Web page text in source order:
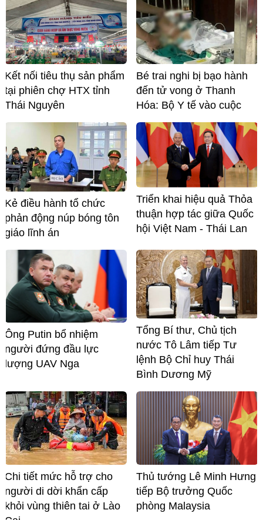
Kết nối tiêu thụ sản phẩm
tại phiên chợ HTX tỉnh
Thái Nguyên
Bé trai nghi bị bạo hành
đến tử vong ở Thanh
Hóa: Bộ Y tế vào cuộc
Kẻ điều hành tổ chức
phản động núp bóng tôn
giáo lĩnh án
Triển khai hiệu quả Thỏa
thuận hợp tác giữa Quốc
hội Việt Nam - Thái Lan
Ông Putin bổ nhiệm
người đứng đầu lực
lượng UAV Nga
Tổng Bí thư, Chủ tịch
nước Tô Lâm tiếp Tư
lệnh Bộ Chỉ huy Thái
Bình Dương Mỹ
Chi tiết mức hỗ trợ cho
người di dời khẩn cấp
khỏi vùng thiên tai ở Lào
Thủ tướng Lê Minh Hưng
tiếp Bộ trưởng Quốc
phòng Malaysia